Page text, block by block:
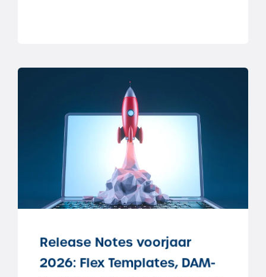
Release Notes voorjaar
2026: Flex Templates, DAM-